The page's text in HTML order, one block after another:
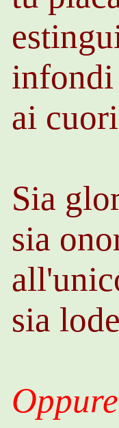
infondi
ai
Sia
sia
sia